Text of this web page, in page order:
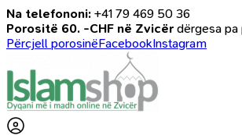
Na telefononi: +41 79 469 50 36
Porositë 60. -CHF në Zvicër dërgesa pa
Përcjell porosinëFacebookInstagram